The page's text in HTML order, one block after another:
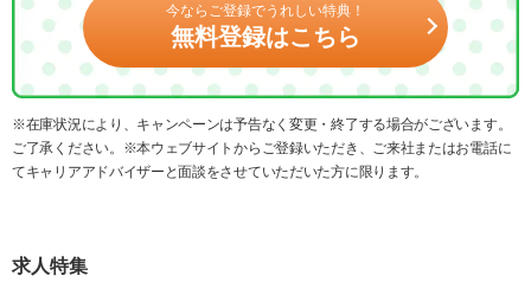
今ならご登録でうれしい特典！
無料登録はこちら
※在庫状況により、キャンペーンは予告なく変更・終了する場合がございます。
ご了承ください。※本ウェブサイトからご登録いただき、ご来社またはお電話に
てキャリアアドバイザーと面談をさせていただいた方に限ります。
求人特集